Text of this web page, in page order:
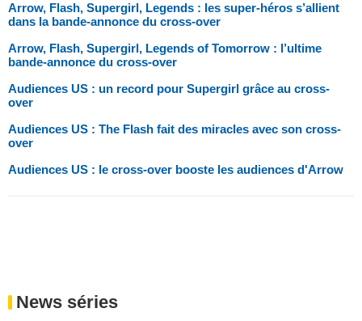
Arrow, Flash, Supergirl, Legends : les super-héros s’allient
dans la bande-annonce du cross-over
Arrow, Flash, Supergirl, Legends of Tomorrow : l’ultime
bande-annonce du cross-over
Audiences US : un record pour Supergirl grâce au cross-
over
Audiences US : The Flash fait des miracles avec son cross-
over
Audiences US : le cross-over booste les audiences d'Arrow
News séries